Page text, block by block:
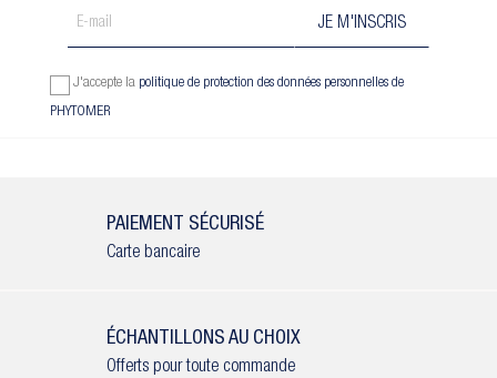
J'accepte la politique de protection des données personnelles de
PHYTOMER
PAIEMENT SÉCURISÉ
Carte bancaire
ÉCHANTILLONS AU CHOIX
Offerts pour toute commande